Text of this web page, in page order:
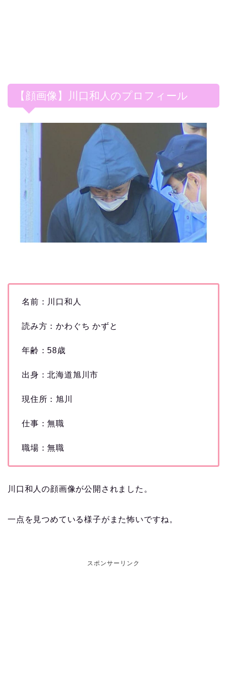
【顔画像】川口和人のプロフィール
名前：川口和人
読み方：かわぐち かずと
年齢：58歳
出身：北海道旭川市
現住所：旭川
仕事：無職
職場：無職
川口和人の顔画像が公開されました。
一点を見つめている様子がまた怖いですね。
スポンサーリンク